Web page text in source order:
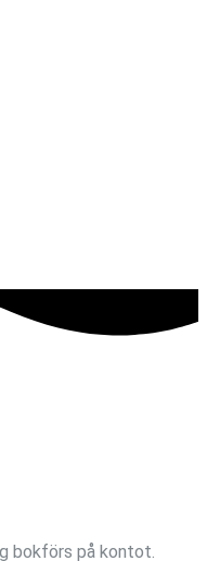
bokförs på kontot.